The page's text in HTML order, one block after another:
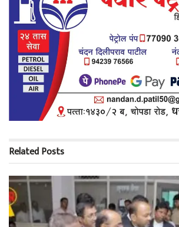
RelatedPosts